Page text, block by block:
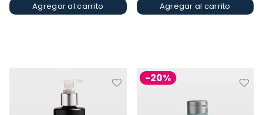
Agregar al carrito Agregar al carrito
-20%